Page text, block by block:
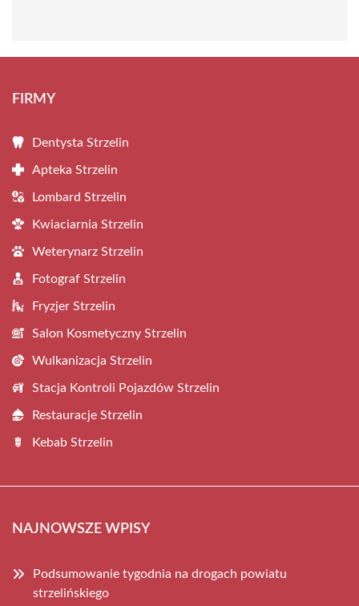
FIRMY
Dentysta Strzelin
Apteka Strzelin
Lombard Strzelin
Kwiaciarnia Strzelin
Weterynarz Strzelin
Fotograf Strzelin
Fryzjer Strzelin
Salon Kosmetyczny Strzelin
Wulkanizacja Strzelin
Stacja Kontroli Pojazdów Strzelin
Restauracje Strzelin
Kebab Strzelin
NAJNOWSZE WPISY
Podsumowanie tygodnia na drogach powiatu
strzelińskiego